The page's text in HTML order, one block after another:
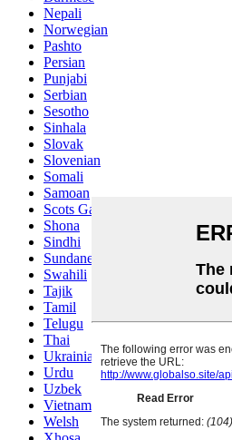
Nepali
Norwegian
Pashto
Persian
Punjabi
Serbian
Sesotho
Sinhala
Slovak
Slovenian
Somali
Samoan
Scots Gaelic
Shona
Sindhi
Sundanese
Swahili
Tajik
Tamil
Telugu
Thai
Ukrainian
Urdu
Uzbek
Vietnamese
Welsh